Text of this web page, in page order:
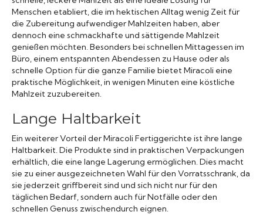
Menschen etabliert, die im hektischen Alltag wenig Zeit für
die Zubereitung aufwendiger Mahlzeiten haben, aber
dennoch eine schmackhafte und sättigende Mahlzeit
genießen möchten. Besonders bei schnellen Mittagessen im
Büro, einem entspannten Abendessen zu Hause oder als
schnelle Option für die ganze Familie bietet Miracoli eine
praktische Möglichkeit, in wenigen Minuten eine köstliche
Mahlzeit zuzubereiten.
Lange Haltbarkeit
Ein weiterer Vorteil der Miracoli Fertiggerichte ist ihre lange
Haltbarkeit. Die Produkte sind in praktischen Verpackungen
erhältlich, die eine lange Lagerung ermöglichen. Dies macht
sie zu einer ausgezeichneten Wahl für den Vorratsschrank, da
sie jederzeit griffbereit sind und sich nicht nur für den
täglichen Bedarf, sondern auch für Notfälle oder den
schnellen Genuss zwischendurch eignen.